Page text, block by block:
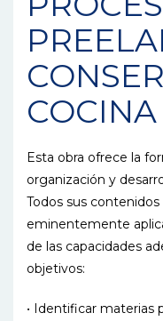
COCINA
Esta obra ofrece la
organización y
Todos sus
eminentemente
de las capacidades
objetivos:
• Identificar materias